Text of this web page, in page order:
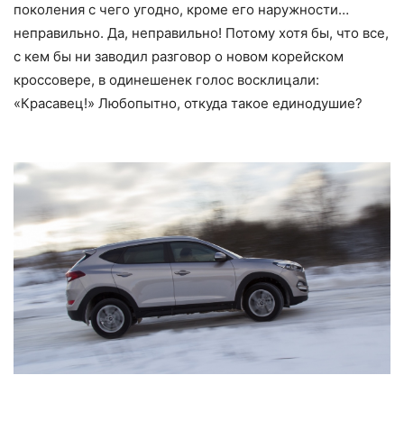
поколения с чего угодно, кроме его наружности…
неправильно. Да, неправильно! Потому хотя бы, что все,
с кем бы ни заводил разговор о новом корейском
кроссовере, в одинешенек голос восклицали:
«Красавец!» Любопытно, откуда такое единодушие?